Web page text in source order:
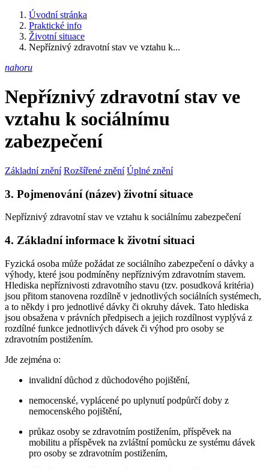
Úvodní stránka
Praktické info
Životní situace
Nepříznivý zdravotní stav ve vztahu k...
nahoru
Nepříznivý zdravotní stav ve
vztahu k sociálnímu
zabezpečení
Základní znění Rozšířené znění Úplné znění
3. Pojmenování (název) životní situace
Nepříznivý zdravotní stav ve vztahu k sociálnímu zabezpečení
4. Základní informace k životní situaci
Fyzická osoba může požádat ze sociálního zabezpečení o dávky a
výhody, které jsou podmíněny nepříznivým zdravotním stavem.
Hlediska nepříznivosti zdravotního stavu (tzv. posudková kritéria)
jsou přitom stanovena rozdílně v jednotlivých sociálních systémech,
a to někdy i pro jednotlivé dávky či okruhy dávek. Tato hlediska
jsou obsažena v právních předpisech a jejich rozdílnost vyplývá z
rozdílné funkce jednotlivých dávek či výhod pro osoby se
zdravotním postižením.
Jde zejména o:
invalidní důchod z důchodového pojištění,
nemocenské, vyplácené po uplynutí podpůrčí doby z
nemocenského pojištění,
průkaz osoby se zdravotním postižením, příspěvek na
mobilitu a příspěvek na zvláštní pomůcku ze systému dávek
pro osoby se zdravotním postižením,